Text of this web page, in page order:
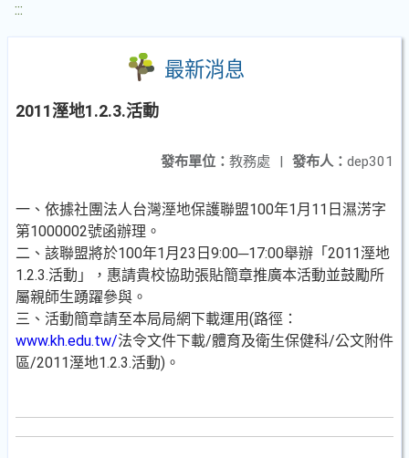
:::
最新消息
2011溼地1.2.3.活動
發布人： dep301
發布單位： 教務處 |
一、依據社團法人台灣溼地保護聯盟100年1月11日濕淓字
第1000002號函辦理。
二、該聯盟將於100年1月23日9:00─17:00舉辦「2011溼地
1.2.3.活動」，惠請貴校協助張貼簡章推廣本活動並鼓勵所
屬親師生踴躍參與。
三、活動簡章請至本局局網下載運用(路徑：
www.kh.edu.tw/法令文件下載/體育及衛生保健科/公文附件
區/2011溼地1.2.3.活動)。